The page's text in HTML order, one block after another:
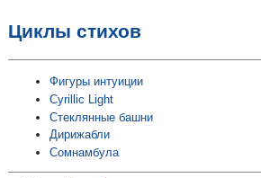
Циклы стихов
Фигуры интуиции
Cyrillic Light
Стеклянные башни
Дирижабли
Сомнамбула